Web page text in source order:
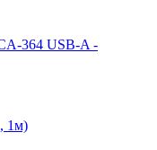
364 USB-A -
1м)